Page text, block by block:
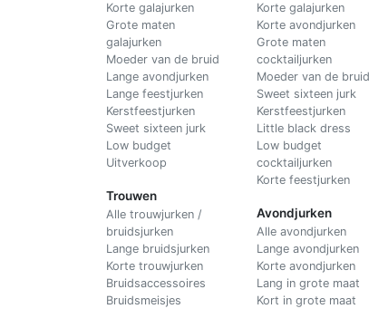
Korte galajurken
Grote maten
galajurken
Moeder van de bruid
Lange avondjurken
Lange feestjurken
Kerstfeestjurken
Sweet sixteen jurk
Low budget
Uitverkoop
Trouwen
Alle trouwjurken /
bruidsjurken
Lange bruidsjurken
Korte trouwjurken
Bruidsaccessoires
Bruidsmeisjes
Korte galajurken
Korte avondjurken
Grote maten
cocktailjurken
Moeder van de bruid
Sweet sixteen jurk
Kerstfeestjurken
Little black dress
Low budget
cocktailjurken
Korte feestjurken
Avondjurken
Alle avondjurken
Lange avondjurken
Korte avondjurken
Lang in grote maat
Kort in grote maat